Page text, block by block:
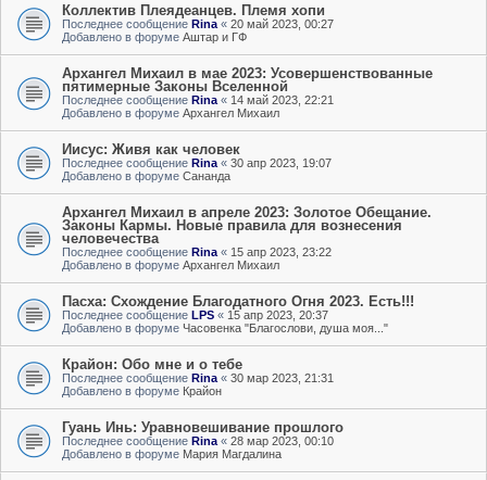
Коллектив Плеядеанцев. Племя хопи
Последнее сообщение Rina « 20 май 2023, 00:27
Добавлено в форуме Аштар и ГФ
Архангел Михаил в мае 2023: Усовершенствованные
пятимерные Законы Вселенной
Последнее сообщение Rina « 14 май 2023, 22:21
Добавлено в форуме Архангел Михаил
Иисус: Живя как человек
Последнее сообщение Rina « 30 апр 2023, 19:07
Добавлено в форуме Сананда
Архангел Михаил в апреле 2023: Золотое Обещание.
Законы Кармы. Новые правила для вознесения
человечества
Последнее сообщение Rina « 15 апр 2023, 23:22
Добавлено в форуме Архангел Михаил
Пасха: Схождение Благодатного Огня 2023. Есть!!!
Последнее сообщение LPS « 15 апр 2023, 20:37
Добавлено в форуме Часовенка "Благослови, душа моя..."
Крайон: Обо мне и о тебе
Последнее сообщение Rina « 30 мар 2023, 21:31
Добавлено в форуме Крайон
Гуань Инь: Уравновешивание прошлого
Последнее сообщение Rina « 28 мар 2023, 00:10
Добавлено в форуме Мария Магдалина